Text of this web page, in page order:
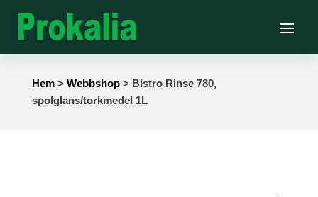
Hem> Webbshop> Bistro Rinse 780,
spolglans/torkmedel 1L